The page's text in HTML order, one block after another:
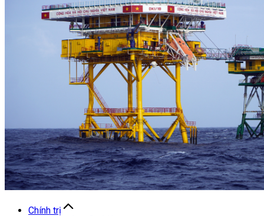
Chính trị